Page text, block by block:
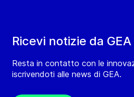
Ricevi notizie da GEA
Resta in contatto con le
iscrivendoti alle news di GEA.